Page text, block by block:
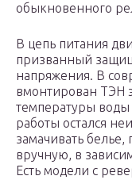
обыкновенного
В цепь питания
призванный
напряжения. В
вмонтирован ТЭН
температуры
работы остался
замачивать белье,
вручную, в
Есть модели с